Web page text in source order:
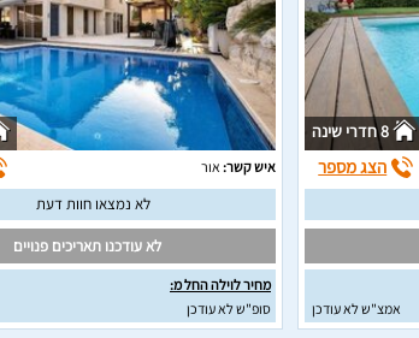
8 חדרי שינה
הצג מספר
אמצ"ש לא עודכן
איש קשר: אור
לא נמצאו חוות דעת
לא עודכנו תאריכים פנויים
מחיר לוילה החל מ:
סופ"ש לא עודכן